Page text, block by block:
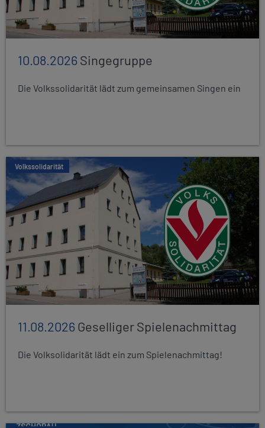
10.08.2026Singegruppe
Die Volkssolidarität lädt zum gemeinsamen Singen ein
Volkssolidarität
11.08.2026Geselliger Spielenachmittag
Die Volksolidarität lädt ein zum Spielenachmittag!